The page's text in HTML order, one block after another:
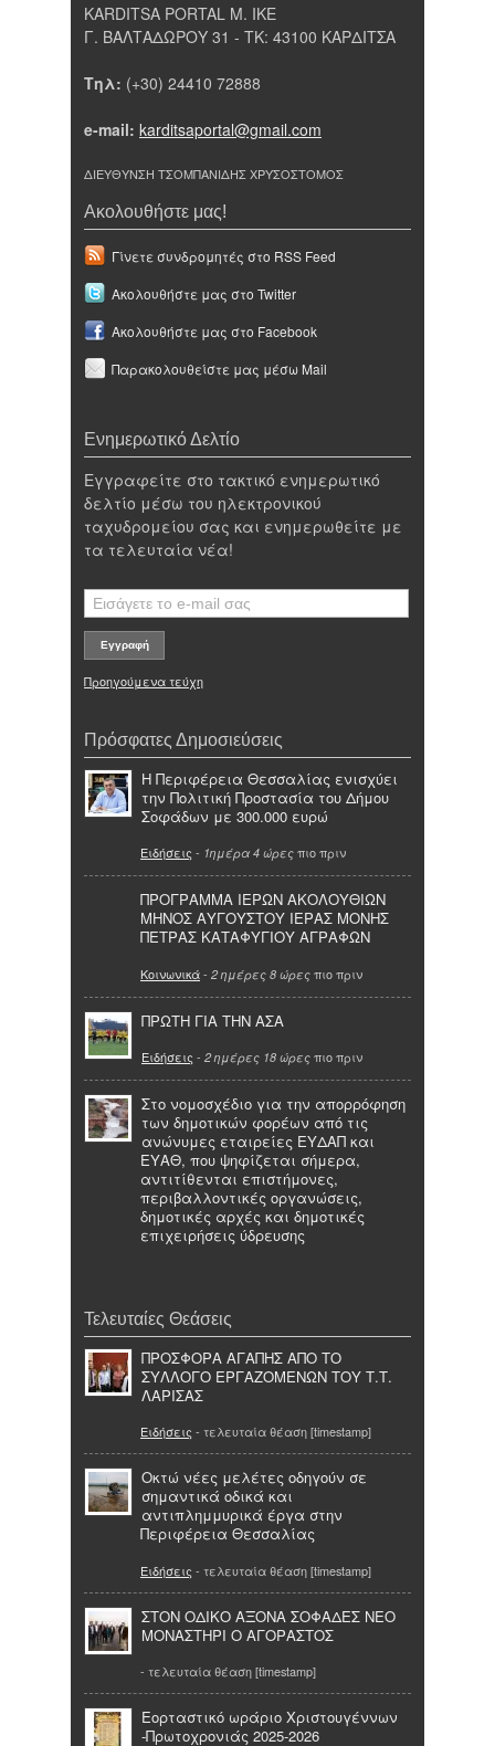
KARDITSA PORTAL Μ. ΙΚΕ
Γ. ΒΑΛΤΑΔΩΡΟΥ 31 - ΤΚ: 43100 ΚΑΡΔΙΤΣΑ
Τηλ: (+30) 24410 72888
e-mail: karditsaportal@gmail.com
ΔΙΕΥΘΥΝΣΗ ΤΣΟΜΠΑΝΙΔΗΣ ΧΡΥΣΟΣΤΟΜΟΣ
Ακολουθήστε μας!
Γίνετε συνδρομητές στο RSS Feed
Ακολουθήστε μας στο Twitter
Ακολουθήστε μας στο Facebook
Παρακολουθείστε μας μέσω Mail
Ενημερωτικό Δελτίο
Εγγραφείτε στο τακτικό ενημερωτικό
δελτίο μέσω του ηλεκτρονικού
ταχυδρομείου σας και ενημερωθείτε με
τα τελευταία νέα!
Προηγούμενα τεύχη
Πρόσφατες Δημοσιεύσεις
Η Περιφέρεια Θεσσαλίας ενισχύει
την Πολιτική Προστασία του Δήμου
Σοφάδων με 300.000 ευρώ
Ειδήσεις - 1ημέρα 4 ώρες πιο πριν
ΠΡΟΓΡΑΜΜΑ ΙΕΡΩΝ ΑΚΟΛΟΥΘΙΩΝ
ΜΗΝΟΣ ΑΥΓΟΥΣΤΟΥ ΙΕΡΑΣ ΜΟΝΗΣ
ΠΕΤΡΑΣ ΚΑΤΑΦΥΓΙΟΥ ΑΓΡΑΦΩΝ
Κοινωνικά- 2 ημέρες 8 ώρες πιο πριν
ΠΡΩΤΗ ΓΙΑ ΤΗΝ ΑΣΑ
Ειδήσεις - 2 ημέρες 18 ώρες πιο πριν
Στο νομοσχέδιο για την απορρόφηση
των δημοτικών φορέων από τις
ανώνυμες εταιρείες ΕΥΔΑΠ και
ΕΥΑΘ, που ψηφίζεται σήμερα,
αντιτίθενται επιστήμονες,
περιβαλλοντικές οργανώσεις,
δημοτικές αρχές και δημοτικές
επιχειρήσεις ύδρευσης
Τελευταίες Θεάσεις
ΠΡΟΣΦΟΡΑ ΑΓΑΠΗΣ ΑΠΟ ΤΟ
ΣΥΛΛΟΓΟ ΕΡΓΑΖΟΜΕΝΩΝ ΤΟΥ Τ.Τ.
ΛΑΡΙΣΑΣ
Ειδήσεις - τελευταία θέαση [timestamp]
Οκτώ νέες μελέτες οδηγούν σε
σημαντικά οδικά και
αντιπλημμυρικά έργα στην
Περιφέρεια Θεσσαλίας
Ειδήσεις - τελευταία θέαση [timestamp]
ΣΤΟΝ ΟΔΙΚΟ ΑΞΟΝΑ ΣΟΦΑΔΕΣ ΝΕΟ
ΜΟΝΑΣΤΗΡΙ Ο ΑΓΟΡΑΣΤΟΣ
- τελευταία θέαση [timestamp]
Εορταστικό ωράριο Χριστουγέννων
-Πρωτοχρονιάς 2025-2026